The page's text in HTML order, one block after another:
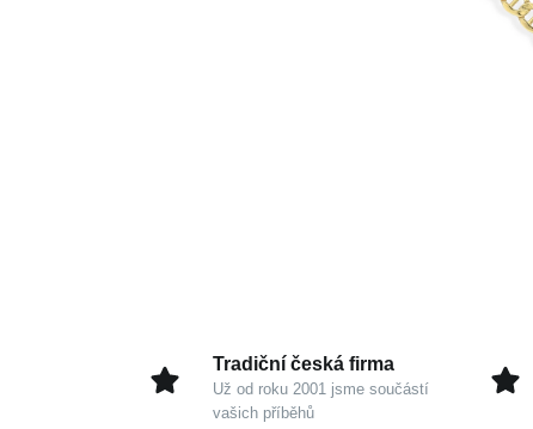
Tradiční česká firma
Už od roku 2001 jsme součástí
vašich příběhů